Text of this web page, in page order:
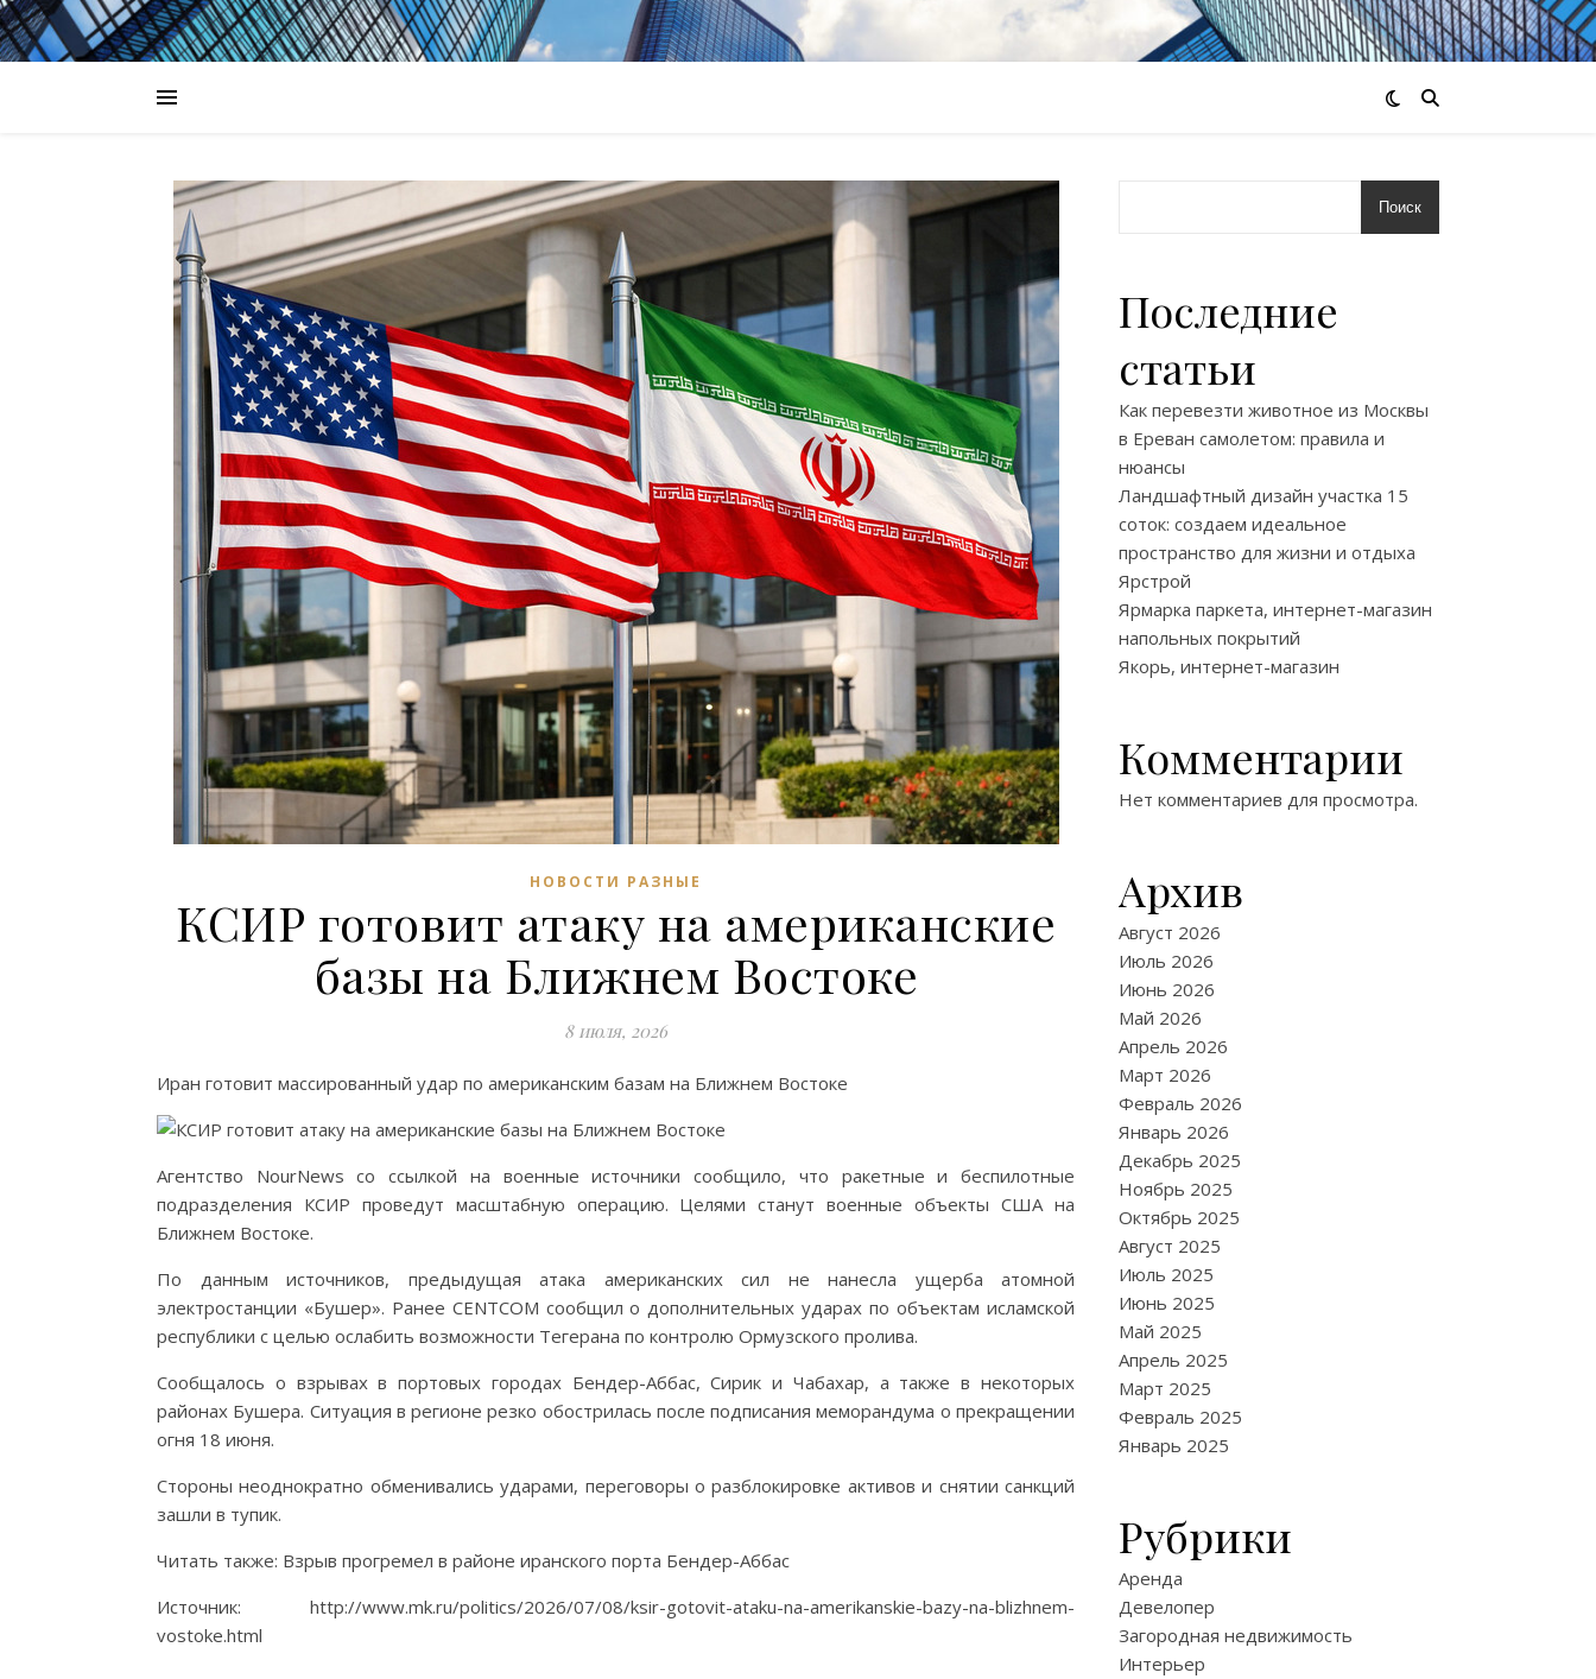
НОВОСТИ РАЗНЫЕ
КСИР готовит атаку на американские
базы на Ближнем Востоке
8 июля, 2026
Иран готовит массированный удар по американским базам на Ближнем Востоке
Агентство NourNews со ссылкой на военные источники сообщило, что ракетные и беспилотные
подразделения КСИР проведут масштабную операцию. Целями станут военные объекты США на
Ближнем Востоке.
По данным источников, предыдущая атака американских сил не нанесла ущерба атомной
электростанции «Бушер». Ранее CENTCOM сообщил о дополнительных ударах по объектам исламской
республики с целью ослабить возможности Тегерана по контролю Ормузского пролива.
Сообщалось о взрывах в портовых городах Бендер-Аббас, Сирик и Чабахар, а также в некоторых
районах Бушера. Ситуация в регионе резко обострилась после подписания меморандума о прекращении
огня 18 июня.
Стороны неоднократно обменивались ударами, переговоры о разблокировке активов и снятии санкций
зашли в тупик.
Читать также: Взрыв прогремел в районе иранского порта Бендер-Аббас
Источник: http://www.mk.ru/politics/2026/07/08/ksir-gotovit-ataku-na-amerikanskie-bazy-na-blizhnem-
vostoke.html
Поиск
Последние
статьи
Как перевезти животное из Москвы
в Ереван самолетом: правила и
нюансы
Ландшафтный дизайн участка 15
соток: создаем идеальное
пространство для жизни и отдыха
Ярстрой
Ярмарка паркета, интернет-магазин
напольных покрытий
Якорь, интернет-магазин
Комментарии
Нет комментариев для просмотра.
Архив
Август 2026
Июль 2026
Июнь 2026
Май 2026
Апрель 2026
Март 2026
Февраль 2026
Январь 2026
Декабрь 2025
Ноябрь 2025
Октябрь 2025
Август 2025
Июль 2025
Июнь 2025
Май 2025
Апрель 2025
Март 2025
Февраль 2025
Январь 2025
Рубрики
Аренда
Девелопер
Загородная недвижимость
Интерьер